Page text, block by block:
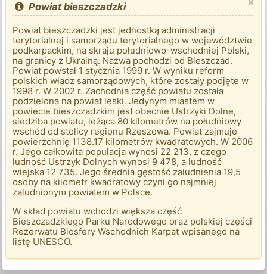
Powiat bieszczadzki
Powiat bieszczadzki jest jednostką administracji
terytorialnej i samorządu terytorialnego w województwie
podkarpackim, na skraju południowo-wschodniej Polski,
na granicy z Ukrainą. Nazwa pochodzi od Bieszczad.
Powiat powstał 1 stycznia 1999 r. W wyniku reform
polskich władz samorządowych, które zostały podjęte w
1998 r. W 2002 r. Zachodnia część powiatu została
podzielona na powiat leski. Jedynym miastem w
powiecie bieszczadzkim jest obecnie Ustrzyki Dolne,
siedziba powiatu, leżąca 80 kilometrów na południowy
wschód od stolicy regionu Rzeszowa. Powiat zajmuje
powierzchnię 1138.17 kilometrów kwadratowych. W 2006
r. Jego całkowita populacja wynosi 22 213, z czego
ludność Ustrzyk Dolnych wynosi 9 478, a ludność
wiejska 12 735. Jego średnia gęstość zaludnienia 19,5
osoby na kilometr kwadratowy czyni go najmniej
zaludnionym powiatem w Polsce.
W skład powiatu wchodzi większa część
Bieszczadzkiego Parku Narodowego oraz polskiej części
Rezerwatu Biosfery Wschodnich Karpat wpisanego na
listę UNESCO.